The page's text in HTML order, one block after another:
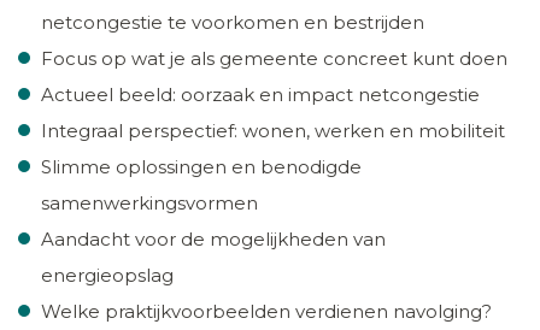
netcongestie te voorkomen en bestrijden
Focus op wat je als gemeente concreet kunt doen
Actueel beeld: oorzaak en impact netcongestie
Integraal perspectief: wonen, werken en mobiliteit
Slimme oplossingen en benodigde
samenwerkingsvormen
Aandacht voor de mogelijkheden van
energieopslag
Welke praktijkvoorbeelden verdienen navolging?